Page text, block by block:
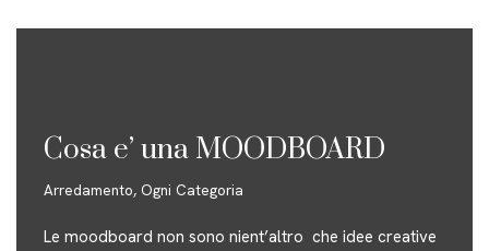
Cosa e’ una MOODBOARD
Arredamento, Ogni Categoria
Le moodboard non sono nient’altro che idee creative